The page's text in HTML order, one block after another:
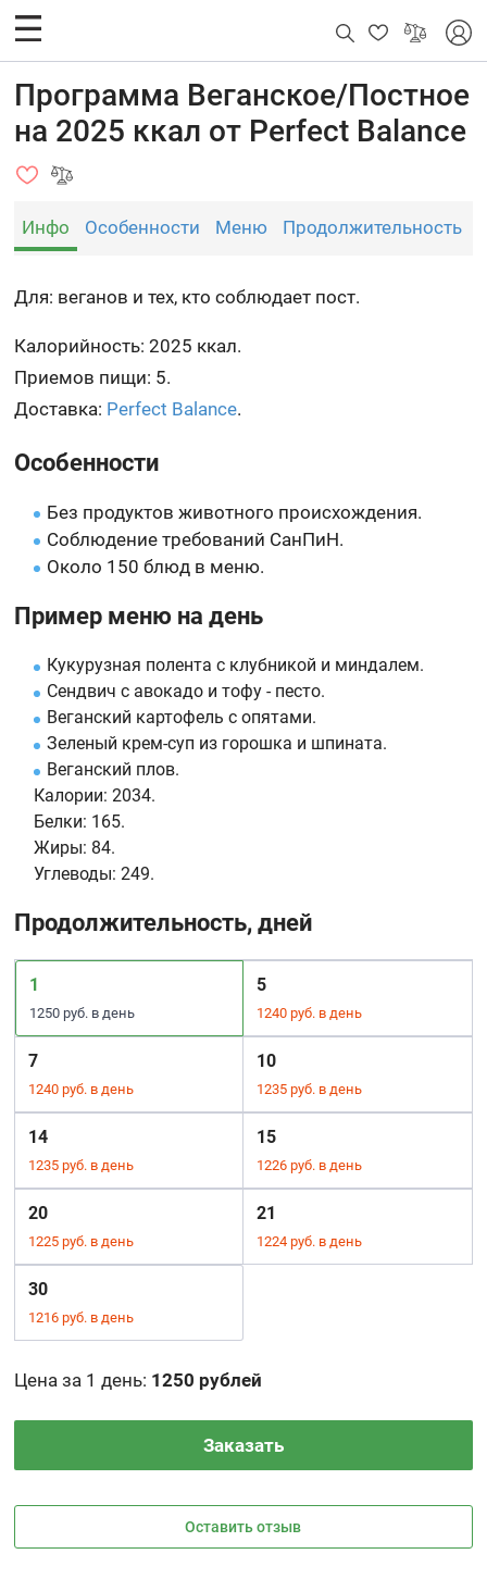
Программа Веганское/Постное
на 2025 ккал от Perfect Balance
Инфо Особенности Меню Продолжительность
Для: веганов и тех, кто соблюдает пост.
Калорийность: 2025 ккал.
Приемов пищи: 5.
Доставка: Perfect Balance.
Особенности
Без продуктов животного происхождения.
Соблюдение требований СанПиН.
Около 150 блюд в меню.
Пример меню на день
Кукурузная полента с клубникой и миндалем.
Сендвич с авокадо и тофу - песто.
Веганский картофель с опятами.
Зеленый крем-суп из горошка и шпината.
Веганский плов.
Калории: 2034.
Белки: 165.
Жиры: 84.
Углеводы: 249.
Продолжительность, дней
1
1250 руб. в день
5
1240 руб. в день
7
1240 руб. в день
10
1235 руб. в день
14
1235 руб. в день
15
1226 руб. в день
20
1225 руб. в день
21
1224 руб. в день
30
1216 руб. в день
Цена за 1 день: 1250 рублей
Заказать
Оставить отзыв